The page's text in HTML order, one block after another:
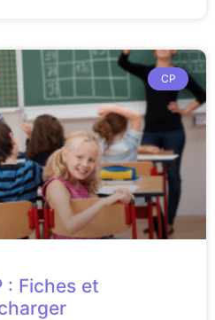
CP
: Fiches et